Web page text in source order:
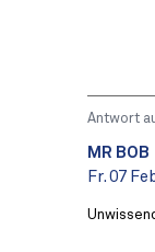
Antwort
MR BOB ️
Fr. 07